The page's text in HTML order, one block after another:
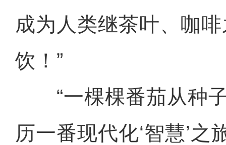
成为人类继茶叶、咖
饮！”
“一棵棵番茄从种子
历一番现代化‘智慧’之